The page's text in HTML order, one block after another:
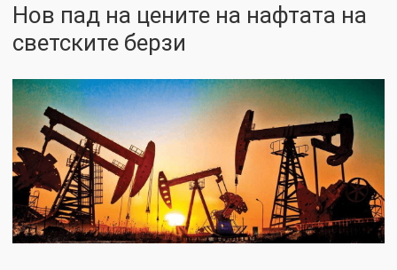
Нов пад на цените на нафтата на
светските берзи